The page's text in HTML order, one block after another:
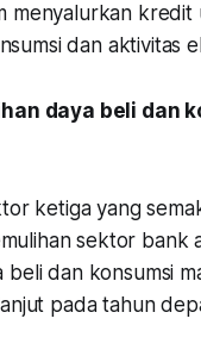
menyalurkan kredit
dan aktivitas
daya beli dan
ketiga yang
sektor bank
beli dan konsumsi
pada tahun